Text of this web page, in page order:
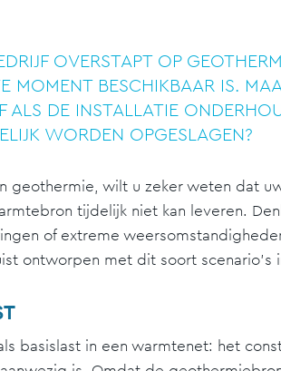
OVERSTAPT OP
MOMENT BESCHIKBAAR IS.
ALS DE INSTALLATIE
WORDEN OPGESLAGEN?
geothermie, wilt u zeker weten dat
tijdelijk niet kan leveren.
of extreme
ontworpen met dit soort scenario’s
basislast in een warmtenet: het